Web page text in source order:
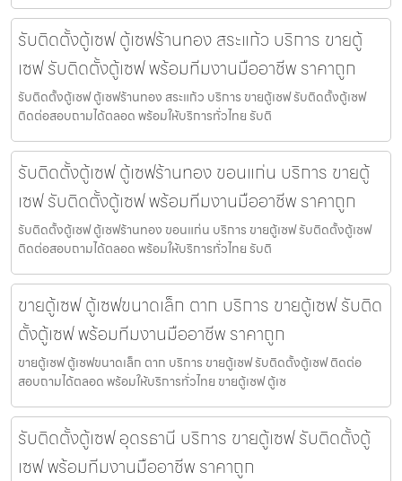
รับติดตั้งตู้เซฟ ตู้เซฟร้านทอง สระแก้ว บริการ ขายตู้
เซฟ รับติดตั้งตู้เซฟ พร้อมทีมงานมืออาชีพ ราคาถูก
รับติดตั้งตู้เซฟ ตู้เซฟร้านทอง สระแก้ว บริการ ขายตู้เซฟ รับติดตั้งตู้เซฟ
ติดต่อสอบถามได้ตลอด พร้อมให้บริการทั่วไทย รับติ
รับติดตั้งตู้เซฟ ตู้เซฟร้านทอง ขอนแก่น บริการ ขายตู้
เซฟ รับติดตั้งตู้เซฟ พร้อมทีมงานมืออาชีพ ราคาถูก
รับติดตั้งตู้เซฟ ตู้เซฟร้านทอง ขอนแก่น บริการ ขายตู้เซฟ รับติดตั้งตู้เซฟ
ติดต่อสอบถามได้ตลอด พร้อมให้บริการทั่วไทย รับติ
ขายตู้เซฟ ตู้เซฟขนาดเล็ก ตาก บริการ ขายตู้เซฟ รับติด
ตั้งตู้เซฟ พร้อมทีมงานมืออาชีพ ราคาถูก
ขายตู้เซฟ ตู้เซฟขนาดเล็ก ตาก บริการ ขายตู้เซฟ รับติดตั้งตู้เซฟ ติดต่อ
สอบถามได้ตลอด พร้อมให้บริการทั่วไทย ขายตู้เซฟ ตู้เซ
รับติดตั้งตู้เซฟ อุดรธานี บริการ ขายตู้เซฟ รับติดตั้งตู้
เซฟ พร้อมทีมงานมืออาชีพ ราคาถูก